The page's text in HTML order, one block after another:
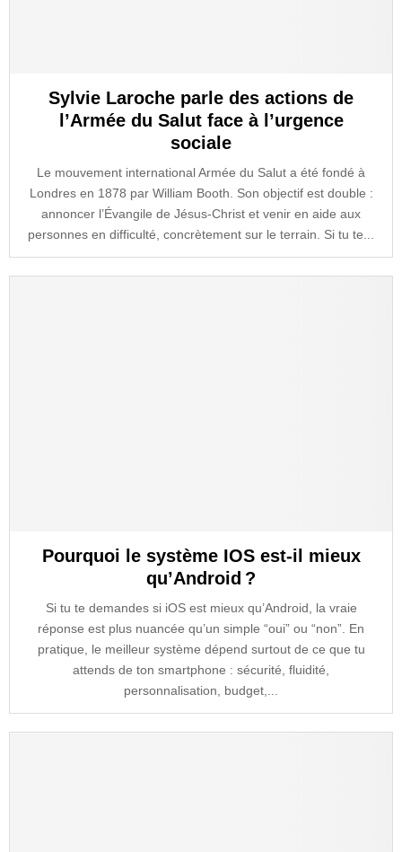
Sylvie Laroche parle des actions de
l’Armée du Salut face à l’urgence
sociale
Le mouvement international Armée du Salut a été fondé à
Londres en 1878 par William Booth. Son objectif est double :
annoncer l’Évangile de Jésus-Christ et venir en aide aux
personnes en difficulté, concrètement sur le terrain. Si tu te...
Pourquoi le système IOS est-il mieux
qu’Android ?
Si tu te demandes si iOS est mieux qu’Android, la vraie
réponse est plus nuancée qu’un simple “oui” ou “non”. En
pratique, le meilleur système dépend surtout de ce que tu
attends de ton smartphone : sécurité, fluidité,
personnalisation, budget,...